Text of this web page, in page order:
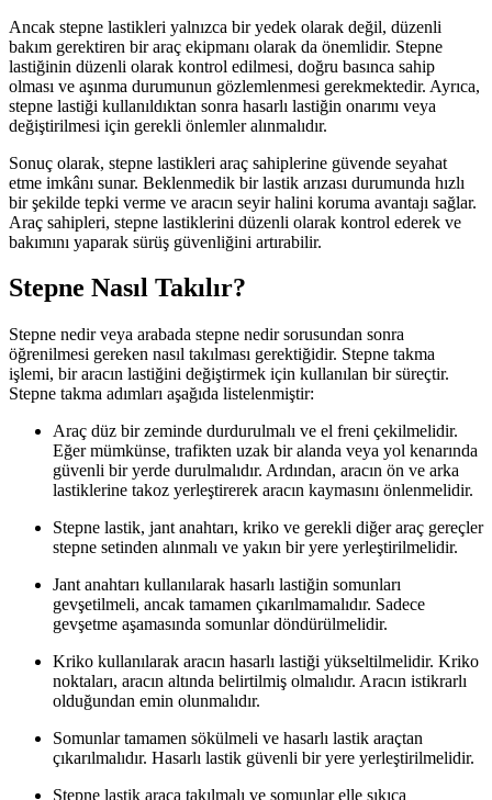
Ancak stepne lastikleri yalnızca bir yedek olarak değil, düzenli
bakım gerektiren bir araç ekipmanı olarak da önemlidir. Stepne
lastiğinin düzenli olarak kontrol edilmesi, doğru basınca sahip
olması ve aşınma durumunun gözlemlenmesi gerekmektedir. Ayrıca,
stepne lastiği kullanıldıktan sonra hasarlı lastiğin onarımı veya
değiştirilmesi için gerekli önlemler alınmalıdır.
Sonuç olarak, stepne lastikleri araç sahiplerine güvende seyahat
etme imkânı sunar. Beklenmedik bir lastik arızası durumunda hızlı
bir şekilde tepki verme ve aracın seyir halini koruma avantajı sağlar.
Araç sahipleri, stepne lastiklerini düzenli olarak kontrol ederek ve
bakımını yaparak sürüş güvenliğini artırabilir.
Stepne Nasıl Takılır?
Stepne nedir veya arabada stepne nedir sorusundan sonra
öğrenilmesi gereken nasıl takılması gerektiğidir. Stepne takma
işlemi, bir aracın lastiğini değiştirmek için kullanılan bir süreçtir.
Stepne takma adımları aşağıda listelenmiştir:
Araç düz bir zeminde durdurulmalı ve el freni çekilmelidir.
Eğer mümkünse, trafikten uzak bir alanda veya yol kenarında
güvenli bir yerde durulmalıdır. Ardından, aracın ön ve arka
lastiklerine takoz yerleştirerek aracın kaymasını önlenmelidir.
Stepne lastik, jant anahtarı, kriko ve gerekli diğer araç gereçler
stepne setinden alınmalı ve yakın bir yere yerleştirilmelidir.
Jant anahtarı kullanılarak hasarlı lastiğin somunları
gevşetilmeli, ancak tamamen çıkarılmamalıdır. Sadece
gevşetme aşamasında somunlar döndürülmelidir.
Kriko kullanılarak aracın hasarlı lastiği yükseltilmelidir. Kriko
noktaları, aracın altında belirtilmiş olmalıdır. Aracın istikrarlı
olduğundan emin olunmalıdır.
Somunlar tamamen sökülmeli ve hasarlı lastik araçtan
çıkarılmalıdır. Hasarlı lastik güvenli bir yere yerleştirilmelidir.
Stepne lastik araca takılmalı ve somunlar elle sıkıca